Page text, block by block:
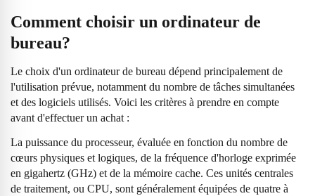
Comment choisir un ordinateur de
bureau?
Le choix d'un ordinateur de bureau dépend principalement de
l'utilisation prévue, notamment du nombre de tâches simultanées
et des logiciels utilisés. Voici les critères à prendre en compte
avant d'effectuer un achat :
La puissance du processeur, évaluée en fonction du nombre de
cœurs physiques et logiques, de la fréquence d'horloge exprimée
en gigahertz (GHz) et de la mémoire cache. Ces unités centrales
de traitement, ou CPU, sont généralement équipées de quatre à